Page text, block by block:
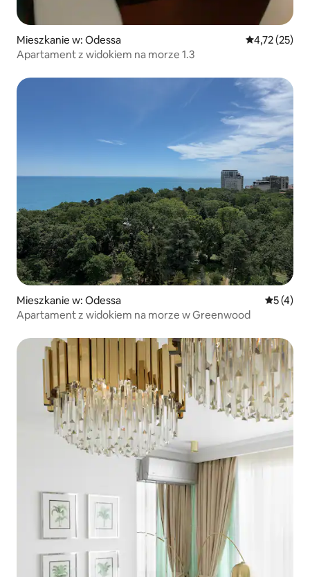
Mieszkanie w: Odessa Średnia
4,72 (25)
Apartament z widokiem na morze 1.3
Mieszkanie w: Odessa Średnia
5 (4)
Apartament z widokiem na morze w Greenwood